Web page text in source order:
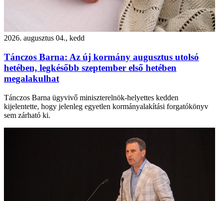
2026. augusztus 04., kedd
Tánczos Barna: Az új kormány augusztus utolsó
hetében, legkésőbb szeptember első hetében
megalakulhat
Tánczos Barna ügyvivő miniszterelnök-helyettes kedden
kijelentette, hogy jelenleg egyetlen kormányalakítási forgatókönyv
sem zárható ki.